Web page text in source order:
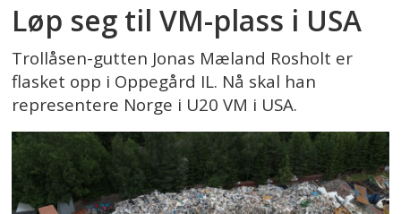
Løp seg til VM-plass i USA
Trollåsen-gutten Jonas Mæland Rosholt er
flasket opp i Oppegård IL. Nå skal han
representere Norge i U20 VM i USA.